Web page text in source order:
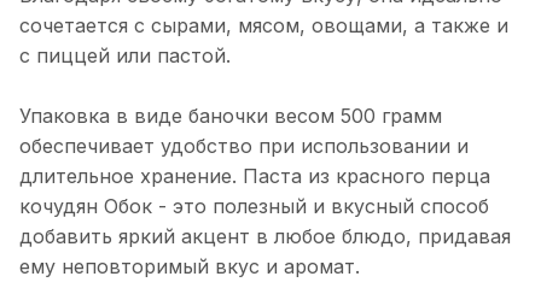
сочетается с сырами, мясом, овощами, а также и
с пиццей или пастой.
Упаковка в виде баночки весом 500 грамм
обеспечивает удобство при использовании и
длительное хранение. Паста из красного перца
кочудян Обок - это полезный и вкусный способ
добавить яркий акцент в любое блюдо, придавая
ему неповторимый вкус и аромат.